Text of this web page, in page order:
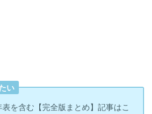
い
を含む【完全版まとめ】記事はこ